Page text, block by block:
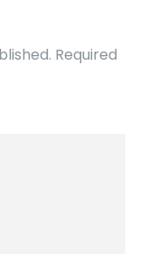
Required